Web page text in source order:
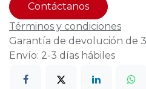
Contáctanos
Términos y condiciones
Garantía de devolución de
Envío: 2-3 días hábiles